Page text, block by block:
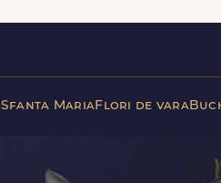
Sfanta MariaFlori de vara